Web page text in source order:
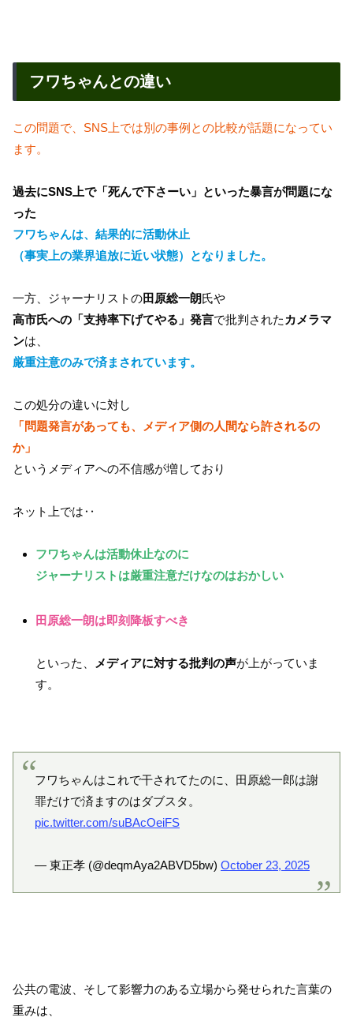
フワちゃんとの違い
この問題で、SNS上では別の事例との比較が話題になってい
ます。
過去にSNS上で「死んで下さーい」といった暴言が問題にな
った
フワちゃんは、結果的に活動休止
（事実上の業界追放に近い状態）となりました。
一方、ジャーナリストの田原総一朗氏や
高市氏への「支持率下げてやる」発言で批判された カメラマ
ンは、
厳重注意のみで済まされています。
この処分の違いに対し
「問題発言があっても、メディア側の人間なら許されるの
か」
というメディアへの不信感が増しており
ネット上では‥
フワちゃんは活動休止なのに
ジャーナリストは厳重注意だけなのはおかしい
田原総一朗は即刻降板すべき
といった、 メディアに対する批判の声が上がっていま
す。
フワちゃんはこれで干されてたのに、田原総一郎は謝
罪だけで済ますのはダブスタ。
pic.twitter.com/suBAcOeiFS
— 東正孝 (@deqmAya2ABVD5bw) October 23, 2025
公共の電波、そして影響力のある立場から発せられた言葉の
重みは、